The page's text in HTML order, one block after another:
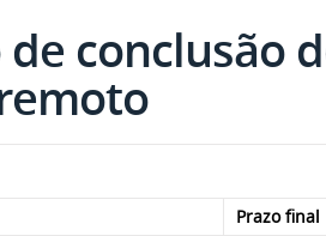
conclusão
Prazo final